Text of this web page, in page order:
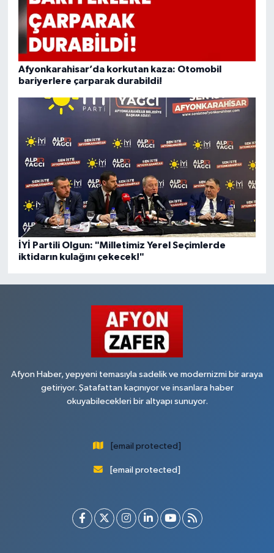
Afyonkarahisar’da korkutan kaza: Otomobil
bariyerlere çarparak durabildi!
İYİ Partili Olgun: "Milletimiz Yerel Seçimlerde
iktidarın kulağını çekecek!"
Afyon Haber, yepyeni temasıyla sadelik ve modernizmi bir araya
getiriyor. Şatafattan kaçınıyor ve insanlara haber
okuyabilecekleri bir altyapı sunuyor.
[email protected]
[email protected]